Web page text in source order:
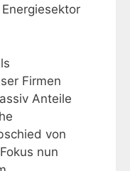
Firmen
Anteile
von
nun